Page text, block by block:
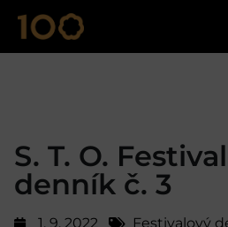
S. T. O.
denník č. 3
1. 9. 2022 Festivalový